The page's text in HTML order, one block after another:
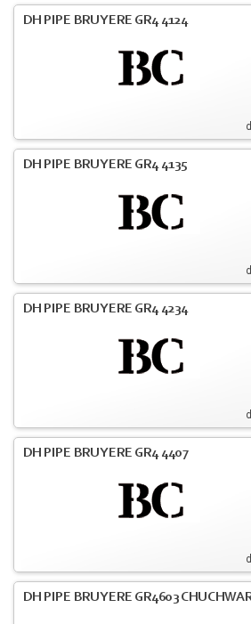
DH PIPE BRUYERE GR4 4124
DH PIPE BRUYERE GR4 4135
DH PIPE BRUYERE GR4 4234
DH PIPE BRUYERE GR4 4407
DH PIPE BRUYERE GR4603